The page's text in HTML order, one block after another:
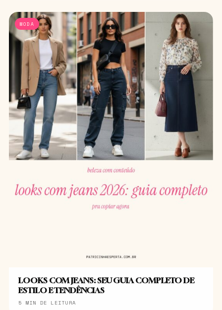
MODA
LOOKS COM JEANS: SEU GUIA COMPLETO DE
ESTILO E TENDÊNCIAS
5 MIN DE LEITURA